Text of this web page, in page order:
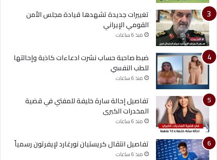
تغييرات جديدة تشهدها قيادة مجلس الأمن
القومي الإيراني
منذ 6 ساعات
ضبط صاحبة حساب نشرت ادعاءات كاذبة وإحالتها
للطب النفسي
منذ 6 ساعات
تفاصيل إحالة سارة خليفة للمفتي في قضية
المخدرات الكبرى
منذ 6 ساعات
تفاصيل انتقال كريستيان نورغارد لإيفرتون رسمياً
منذ 6 ساعات